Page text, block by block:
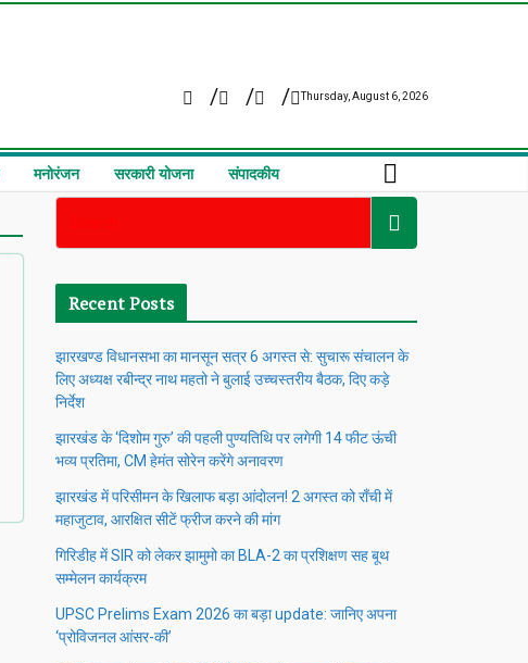
Thursday, August 6, 2026
मनोरंजन सरकारी योजना संपादकीय
Recent Posts
झारखण्ड विधानसभा का मानसून सत्र 6 अगस्त से: सुचारू संचालन के
लिए अध्यक्ष रबीन्द्र नाथ महतो ने बुलाई उच्चस्तरीय बैठक, दिए कड़े
निर्देश
झारखंड के ‘दिशोम गुरु’ की पहली पुण्यतिथि पर लगेगी 14 फीट ऊंची
भव्य प्रतिमा, CM हेमंत सोरेन करेंगे अनावरण
झारखंड में परिसीमन के खिलाफ बड़ा आंदोलन! 2 अगस्त को राँची में
महाजुटाव, आरक्षित सीटें फ्रीज करने की मांग
गिरिडीह में SIR को लेकर झामुमो का BLA-2 का प्रशिक्षण सह बूथ
सम्मेलन कार्यक्रम
UPSC Prelims Exam 2026 का बड़ा update: जानिए अपना
‘प्रोविजनल आंसर-की’